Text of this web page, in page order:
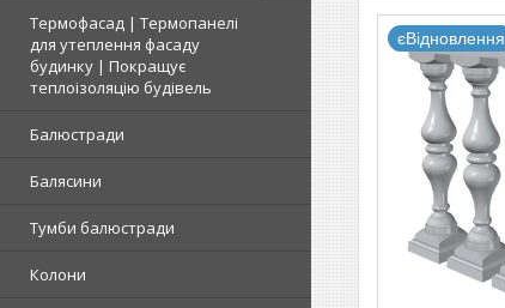
Термофасад | Термопанелі
для утеплення фасаду
будинку | Покращує
теплоізоляцію будівель
Балюстради
Балясини
Тумби балюстради
Колони
єВідновлення